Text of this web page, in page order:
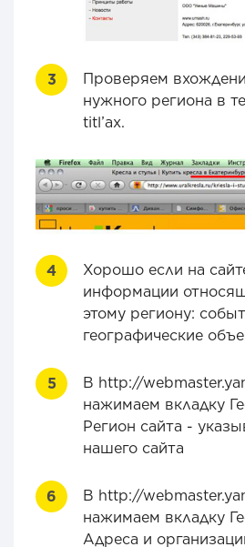
Проверяем
нужного региона в
titl’ах.
Хорошо если на
информации
этому региону:
географические
В http://
нажимаем вкладку
Регион сайта -
нашего сайта
В http://
нажимаем вкладку
Адреса и